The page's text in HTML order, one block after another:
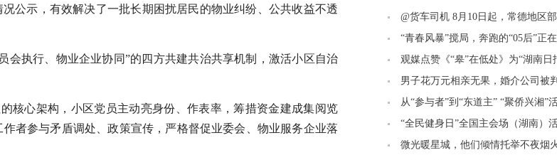
公示，有效解决了一批长期困扰居民的物业纠纷、公共收益不透
执行、物业企业协同”的四方共建共治共享机制，激活小区自治
核心架构，小区党员主动亮身份、作表率，筹措资金建成集阅览
者参与矛盾调处、政策宣传，严格督促业委会、物业服务企业落
@货车司机 8月10日起，常德地区
将进行超宽车道改造
“青春风暴”搅局，奔跑的“05后”正
丨叶观星象
观媒点赞《“皋”在低处》为“湖南日
猜想’”，网友热议：党报头版可以
题
男子花万元相亲无果，婚介公司被
款！五部门联合整治婚介七大乱象
从“参与者”到“东道主” “聚侨兴湘”
地常德
“全民健身日”全国主会场（湖南）
州启动
微光暖星城，他们倾情托举不夜烟